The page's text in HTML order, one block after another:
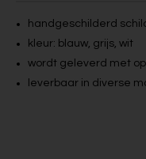
handgeschilderd
kleur: blauw, grijs, wit
wordt geleverd met
leverbaar in